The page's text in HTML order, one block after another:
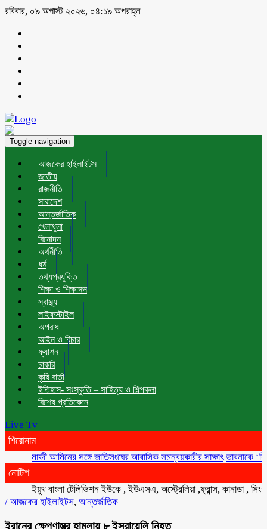
রবিবার, ০৯ অগাস্ট ২০২৬, ০৪:১৯ অপরাহ্ন
Toggle navigation
আজকের হাইলাইটস
জাতীয়
রাজনীতি
সারাদেশ
আন্তর্জাতিক
খেলাধুলা
বিনোদন
অর্থনীতি
ধর্ম
তথ্যপ্রযুক্তি
শিক্ষা ও শিক্ষাঙ্গন
স্বাস্থ্য
লাইফস্টাইল
অপরাধ
আইন ও বিচার
ফ্যাশন
চাকরি
কৃষি বার্তা
ইতিহাস- সংস্কৃতি – সাহিত্য ও শিল্পকলা
বিশেষ প্রতিবেদন
Live Tv
শিরোনাম
মাহ্দী আমিনের সঙ্গে জাতিসংঘের আবাসিক সমন্বয়কারীর সাক্ষাৎ ভাবনাকে ‘বিরল
নোটিশ
ইয়ুথ বাংলা টেলিভিশন ইউকে , ইউএসএ, অস্ট্রেলিয়া ,ফ্রান্স, কানাডা , সিংগাপুর ,
/ আজকের হাইলাইটস, আন্তর্জাতিক
ইরানের ক্ষেপণাস্ত্র হামলায় ৮ ইসরায়েলি নিহত